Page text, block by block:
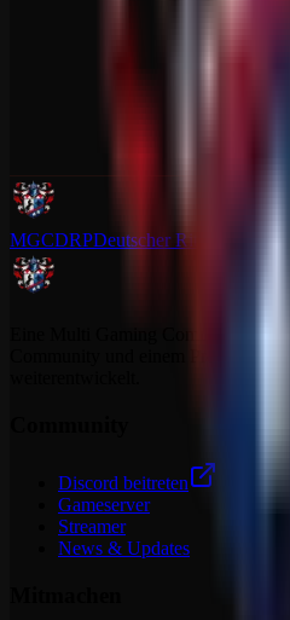
MGCDRPDeutscher Ritter Platz
Discord beitreten
Gameserver
Streamer
News & Updates